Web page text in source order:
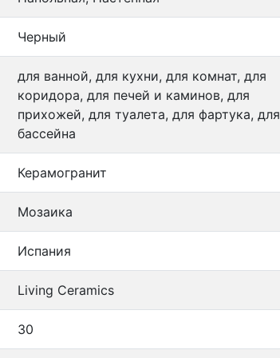
Черный
для ванной, для кухни, для комнат, для
коридора, для печей и каминов, для
прихожей, для туалета, для фартука, для
бассейна
Керамогранит
Мозаика
Испания
Living Ceramics
30